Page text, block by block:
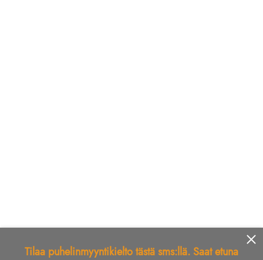
Tilaa puhelinmyyntikielto tästä sms:llä. Saat etuna